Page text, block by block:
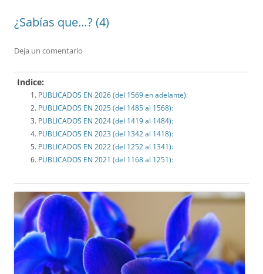
¿Sabías que…? (4)
Deja un comentario
Indice:
PUBLICADOS EN 2026 (del 1569 en adelante):
PUBLICADOS EN 2025 (del 1485 al 1568):
PUBLICADOS EN 2024 (del 1419 al 1484):
PUBLICADOS EN 2023 (del 1342 al 1418):
PUBLICADOS EN 2022 (del 1252 al 1341):
PUBLICADOS EN 2021 (del 1168 al 1251):